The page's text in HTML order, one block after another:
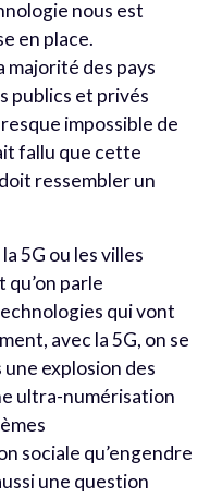
nous est
en place.
majorité des pays
publics et privés
impossible de
fallu que cette
ressembler un
5G ou les villes
qu’on parle
qui vont
avec la 5G, on se
explosion des
ultra-numérisation
sociale qu’engendre
une question